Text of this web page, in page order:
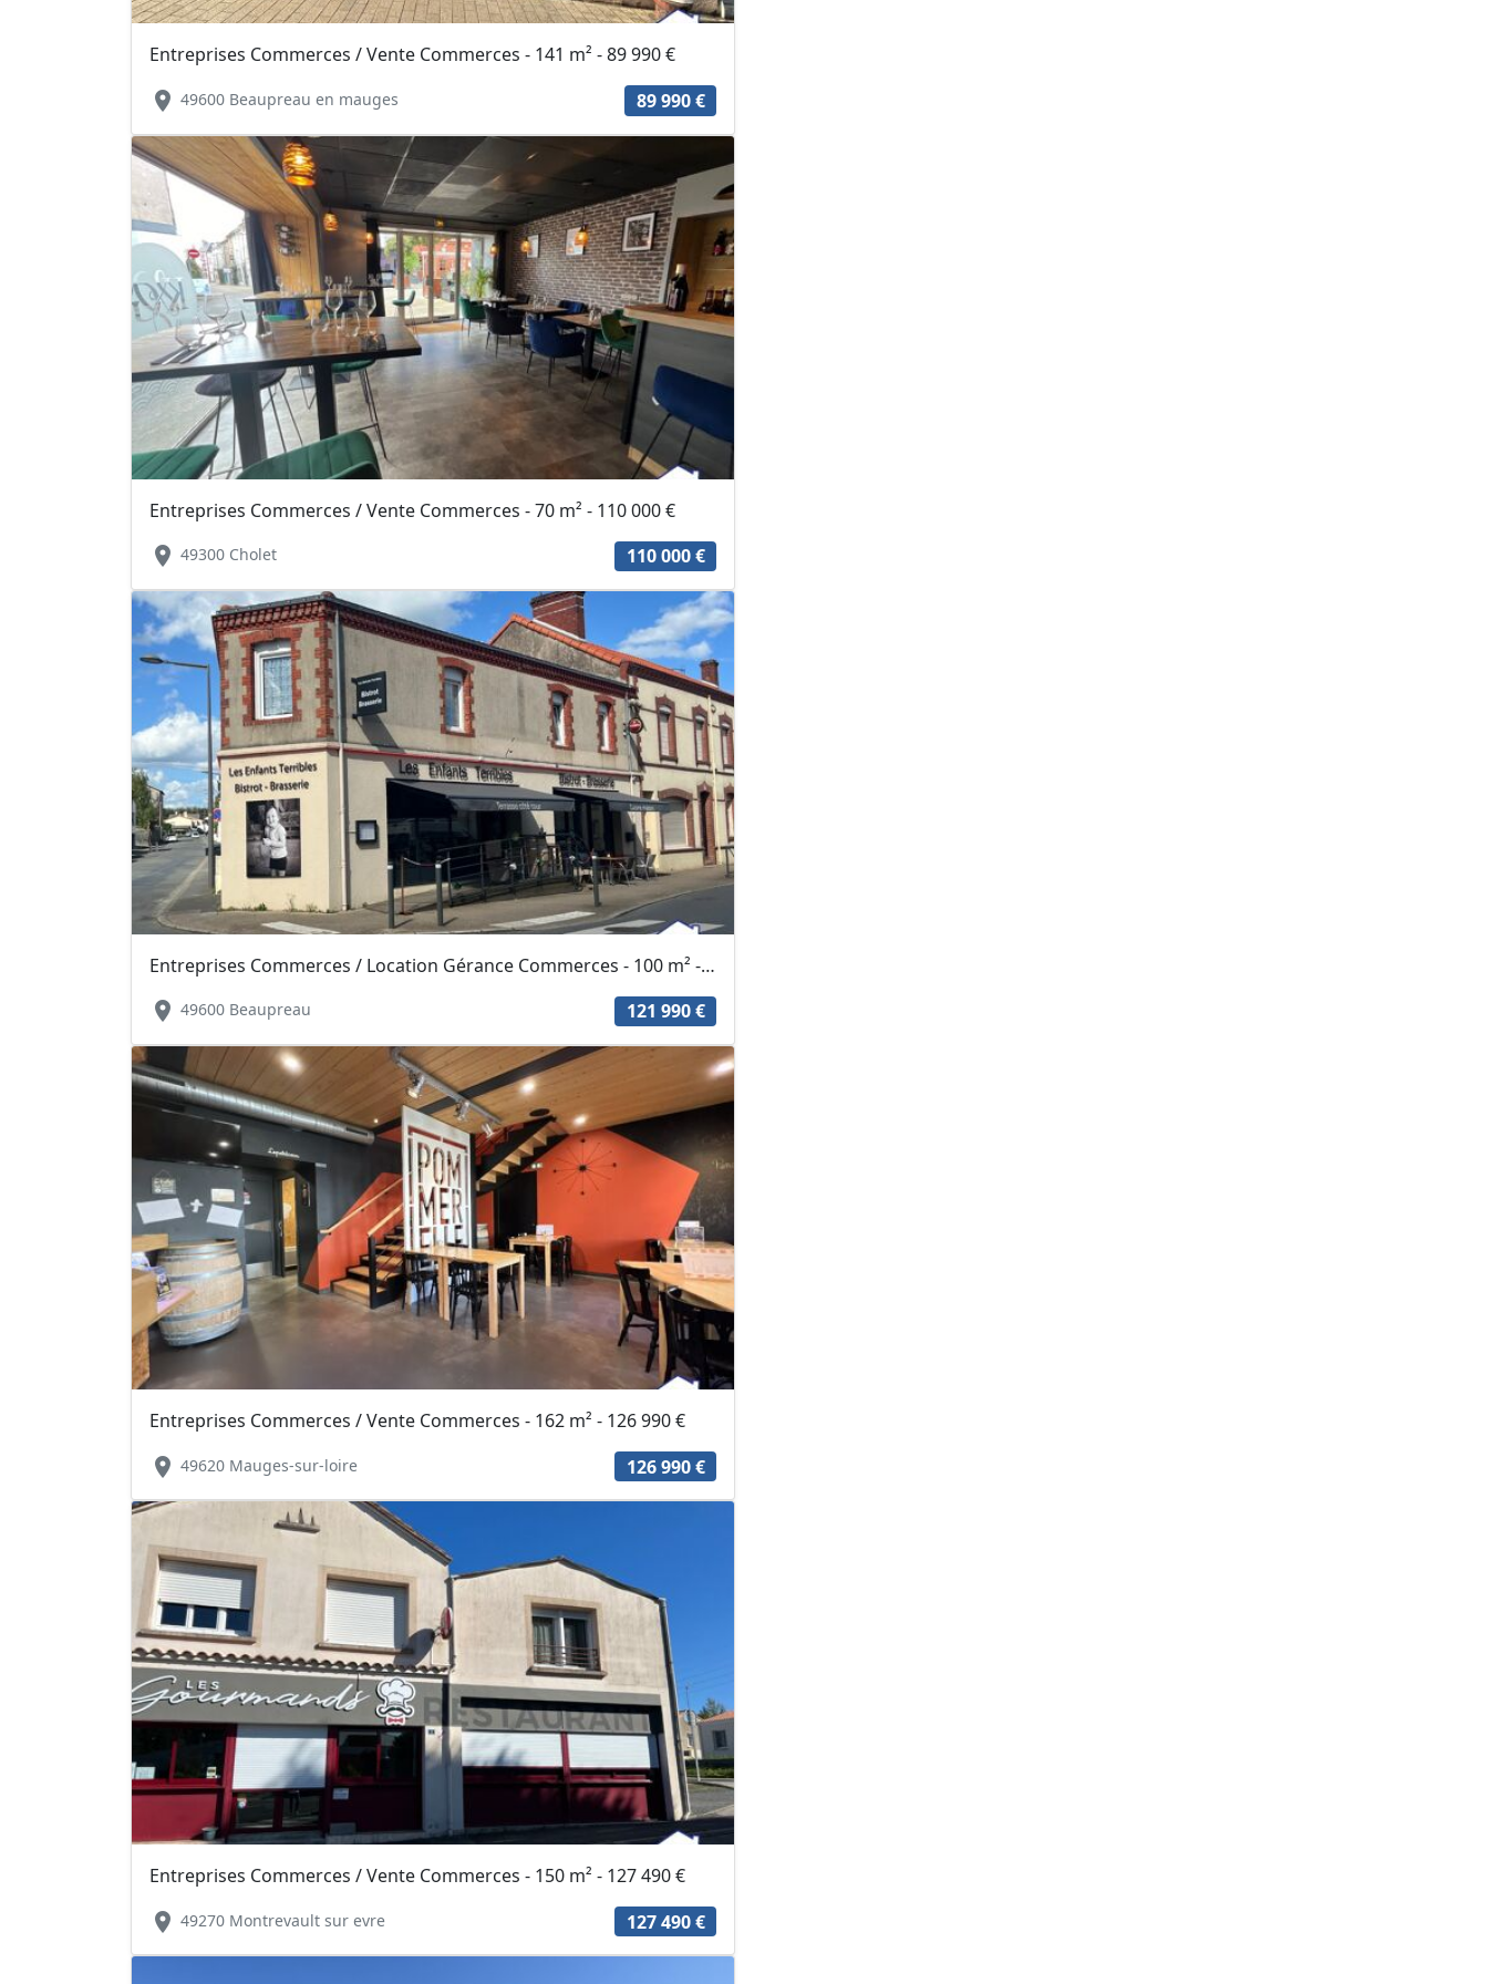
Entreprises Commerces / Vente Commerces - 141 m² - 89 990 €
location_on 49600 Beaupreau en mauges 89 990 €
Entreprises Commerces / Vente Commerces - 70 m² - 110 000 €
location_on 49300 Cholet 110 000 €
Entreprises Commerces / Location Gérance Commerces - 100 m² - 121 990 €
location_on 49600 Beaupreau 121 990 €
Entreprises Commerces / Vente Commerces - 162 m² - 126 990 €
location_on 49620 Mauges-sur-loire 126 990 €
Entreprises Commerces / Vente Commerces - 150 m² - 127 490 €
location_on 49270 Montrevault sur evre 127 490 €